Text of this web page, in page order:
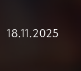
18.11.2025